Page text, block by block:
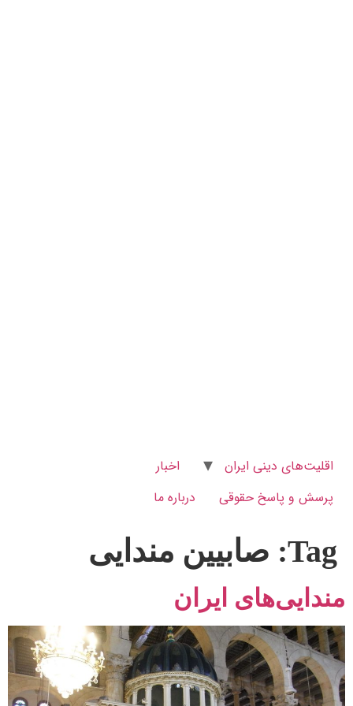
اقلیت‌های دینی ایران
اخبار
پرسش و پاسخ‌ حقوقی
درباره ما
Tag: صابیین مندایی
مندایی‌های ایران